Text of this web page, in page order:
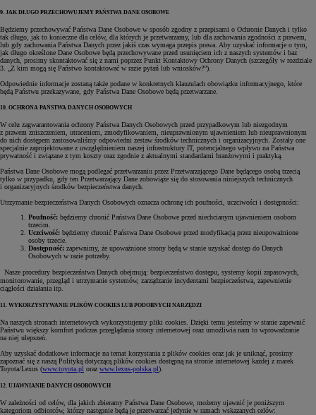
9. JAK DŁUGO PRZECHOWUJEMY PAŃSTWA DANE OSOBOWE
Będziemy przechowywać Państwa Dane Osobowe w sposób zgodny z przepisami o Ochronie Danych i tylko
tak długo, jak to konieczne dla celów, dla których je przetwarzamy, lub dla zachowania zgodności z prawem,
lub gdy zachowania Państwa Danych przez jakiś czas wymaga przepis prawa. Aby uzyskać informacje o tym,
jak długo określone Dane Osobowe będą przechowywane przed usunięciem ich z naszych systemów i baz
danych, prosimy skontaktować się z nami poprzez Punkt Kontaktowy Ochrony Danych (szczegóły w rozdziale
3. „Z kim mogą się Państwo kontaktować w razie pytań lub wniosków?”).
Odpowiednie informacje zostaną także podane w konkretnych klauzulach obowiązku informacyjnego, które
będą Państwu przekazywane, gdy Państwa Dane Osobowe będą przetwarzane.
10. OCHRONA PAŃSTWA DANYCH OSOBOWYCH
W celu zagwarantowania ochrony Państwa Danych Osobowych przed przypadkowym lub niezgodnym
z prawem zniszczeniem, utraceniem, zmodyfikowaniem, nieuprawnionym ujawnieniem lub nieuprawnionym
do nich dostępem zastosowaliśmy odpowiedni zestaw środków technicznych i organizacyjnych. Zostały one
specjalnie zaprojektowane z uwzględnieniem naszej infrastruktury IT, potencjalnego wpływu na Państwa
prywatność i związane z tym koszty oraz zgodnie z aktualnymi standardami branżowymi i praktyką.
Państwa Dane Osobowe mogą podlegać przetwarzaniu przez Przetwarzającego Dane będącego osobą trzecią
tylko w przypadku, gdy ten Przetwarzający Dane zobowiąże się do stosowania niniejszych technicznych
i organizacyjnych środków bezpieczeństwa danych.
Utrzymanie bezpieczeństwa Danych Osobowych oznacza ochronę ich poufności, uczciwości i dostępności:
Poufność: będziemy chronić Państwa Dane Osobowe przed niechcianym ujawnieniem osobom
trzecim.
Uczciwość: będziemy chronić Państwa Dane Osobowe przed modyfikacją przez nieupoważnione
osoby trzecie.
Dostępność: zapewnimy, że upoważnione strony będą w stanie uzyskać dostęp do Danych
Osobowych w razie potrzeby.
Nasze procedury bezpieczeństwa Danych obejmują: bezpieczeństwo dostępu, systemy kopii zapasowych,
monitorowanie, przegląd i utrzymanie systemów, zarządzanie incydentami bezpieczeństwa, zapewnienie
ciągłości działania itp.
11. WYKORZYSTYWANIE PLIKÓW COOKIES LUB PODOBNYCH NARZĘDZI
Na naszych stronach internetowych wykorzystujemy pliki cookies. Dzięki temu jesteśmy w stanie zapewnić
Państwu większy komfort podczas przeglądania strony internetowej oraz umożliwia nam to wprowadzanie
na niej ulepszeń.
Aby uzyskać dodatkowe informacje na temat korzystania z plików cookies oraz jak je uniknąć, prosimy
zapoznać się z naszą Polityką dotyczącą plików cookies dostępną na stronie internetowej każdej z marek
Toyota/Lexus (www.toyota.pl oraz www.lexus-polska.pl).
12. UJAWNIANIE DANYCH OSOBOWYCH
W zależności od celów, dla jakich zbieramy Państwa Dane Osobowe, możemy ujawnić je poniższym
kategoriom odbiorców, którzy następnie będą je przetwarzać jedynie w ramach wskazanych celów: